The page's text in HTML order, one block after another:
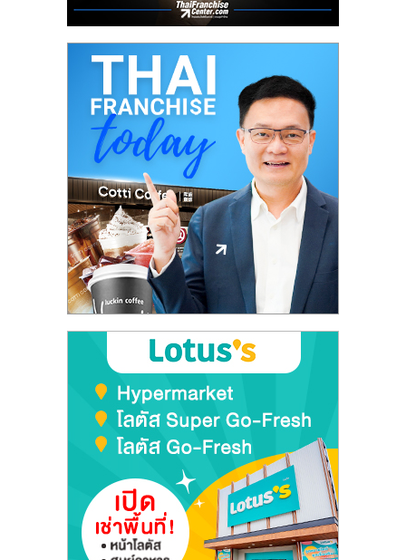
ปรึกษา
ลงทุน
และ
ขยาย
ไชส์,